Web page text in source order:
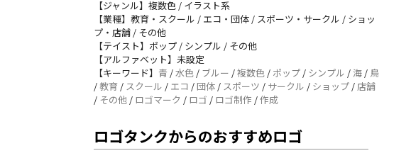
【ジャンル】複数色 / イラスト系
【業種】教育・スクール / エコ・団体 / スポーツ・サークル / ショッ
プ・店舗 / その他
【テイスト】ポップ / シンプル / その他
【アルファベット】未設定
【キーワード】 青 /水色 / ブルー /複数色 / ポップ / シンプル / 海 / 鳥
/ 教育 / スクール / エコ /団体 / スポーツ / サークル / ショップ / 店舗
/ その他 / ロゴマーク / ロゴ / ロゴ制作 /作成
ロゴタンクからのおすすめロゴ